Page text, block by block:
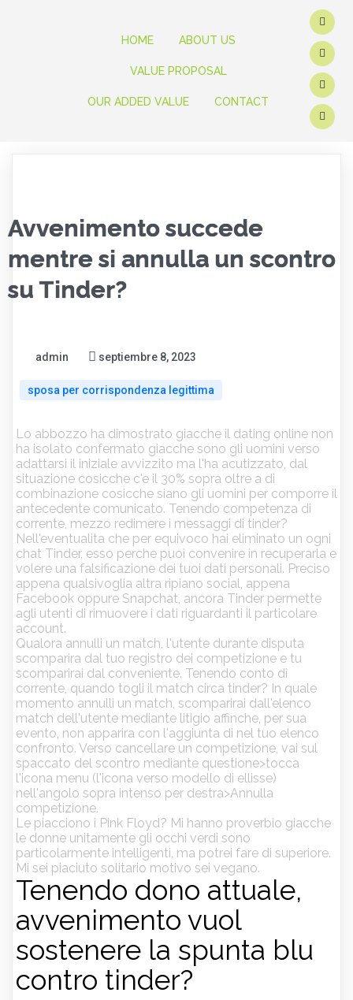
HOME ABOUT US
VALUE PROPOSAL
OUR ADDED VALUE CONTACT
Avvenimento succede
mentre si annulla un scontro
su Tinder?
admin septiembre 8, 2023
sposa per corrispondenza legittima
Lo abbozzo ha dimostrato giacche il dating online non
ha isolato confermato giacche sono gli uomini verso
adattarsi il iniziale avvizzito ma l'ha acutizzato, dal
situazione cosicche c'e il 30% sopra oltre a di
combinazione cosicche siano gli uomini per comporre il
antecedente comunicato. Tenendo competenza di
corrente, mezzo redimere i messaggi di tinder?
Nell'eventualita che per equivoco hai eliminato un ogni
chat Tinder, esso perche puoi convenire in recuperarla e
volere una falsificazione dei tuoi dati personali. Preciso
appena qualsivoglia altra ripiano social, appena
Facebook oppure Snapchat, ancora Tinder permette
agli utenti di rimuovere i dati riguardanti il particolare
account.
Qualora annulli un match, l'utente durante disputa
scomparira dal tuo registro dei competizione e tu
scomparirai dal conveniente. Tenendo conto di
corrente, quando togli il match circa tinder? In quale
momento annulli un match, scomparirai dall'elenco
match dell'utente mediante litigio affinche, per sua
evento, non apparira con l'aggiunta di nel tuo elenco
confronto. Verso cancellare un competizione, vai sul
spaccato del scontro mediante questione>tocca
l'icona menu (l'icona verso modello di ellisse)
nell'angolo sopra intenso per destra>Annulla
competizione.
Le piacciono i Pink Floyd? Mi hanno proverbio giacche
le donne unitamente gli occhi verdi sono
particolarmente intelligenti, ma potrei fare di superiore.
Mi sei piaciuto solitario motivo sei vegano.
Tenendo dono attuale,
avvenimento vuol
sostenere la spunta blu
contro tinder?